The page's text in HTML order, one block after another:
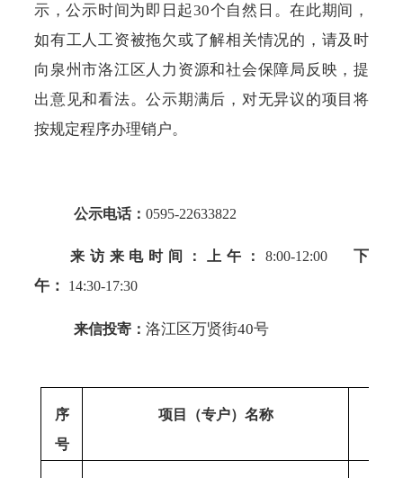
示，公示时间为即日起30个自然日。在此期间，
如有工人工资被拖欠或了解相关情况的，请及时
向泉州市洛江区人力资源和社会保障局反映，提
出意见和看法。公示期满后，对无异议的项目将
按规定程序办理销户。
公示电话： 0595-22633822
来访来电时间：上午：8:00-12:00
下
午：
14:30-17:30
来信投寄： 洛江区万贤街40号
序
号
项目（专户）名称